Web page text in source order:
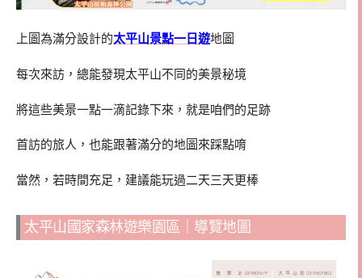
上圖為滿分設計的太平山景點一日遊地圖
每次來訪，總能發現太平山不同的美景秘境
將這些美景一點一滴記錄下來，就是咱們的足跡
首訪的旅人，也能跟著滿分的地圖來踩點唷
當然，若時間充足，建議能玩過二天三天更棒
太平山國家森林遊樂園區｜導覽地圖